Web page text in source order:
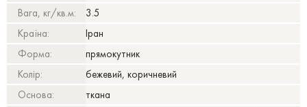
Вага, кг/кв.м:
3.5
Країна:
Іран
Форма:
прямокутник
Колір:
бежевий, коричневий
Основа:
ткана